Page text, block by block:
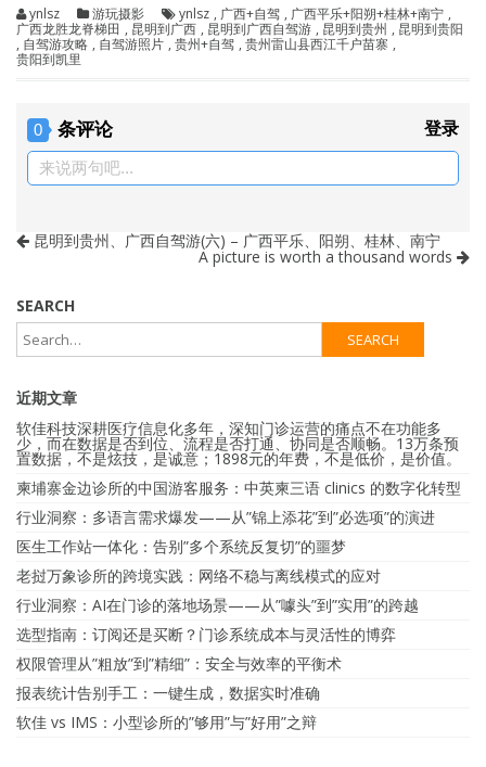
ynlsz 游玩摄影 ynlsz , 广西+自驾 , 广西平乐+阳朔+桂林+南宁 ,
广西龙胜龙脊梯田 , 昆明到广西 , 昆明到广西自驾游 , 昆明到贵州 , 昆明到贵阳
, 自驾游攻略 , 自驾游照片 , 贵州+自驾 , 贵州雷山县西江千户苗寨 ,
贵阳到凯里
0 条评论 登录
来说两句吧...
昆明到贵州、广西自驾游(六) – 广西平乐、阳朔、桂林、南宁
A picture is worth a thousand words
SEARCH
近期文章
软佳科技深耕医疗信息化多年，深知门诊运营的痛点不在功能多
少，而在数据是否到位、流程是否打通、协同是否顺畅。13万条预
置数据，不是炫技，是诚意；1898元的年费，不是低价，是价值。
柬埔寨金边诊所的中国游客服务：中英柬三语 clinics 的数字化转型
行业洞察：多语言需求爆发——从”锦上添花”到”必选项”的演进
医生工作站一体化：告别”多个系统反复切”的噩梦
老挝万象诊所的跨境实践：网络不稳与离线模式的应对
行业洞察：AI在门诊的落地场景——从”噱头”到”实用”的跨越
选型指南：订阅还是买断？门诊系统成本与灵活性的博弈
权限管理从”粗放”到”精细”：安全与效率的平衡术
报表统计告别手工：一键生成，数据实时准确
软佳 vs IMS：小型诊所的”够用”与”好用”之辩